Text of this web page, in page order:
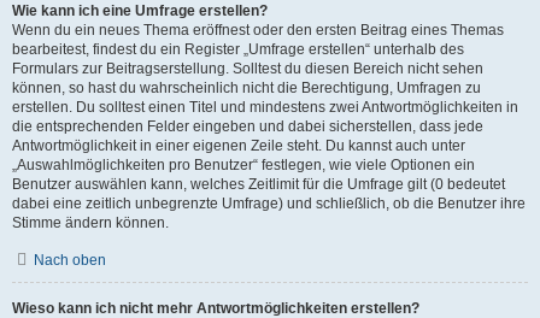
Wie kann ich eine Umfrage erstellen?
Wenn du ein neues Thema eröffnest oder den ersten Beitrag eines Themas
bearbeitest, findest du ein Register „Umfrage erstellen“ unterhalb des
Formulars zur Beitragserstellung. Solltest du diesen Bereich nicht sehen
können, so hast du wahrscheinlich nicht die Berechtigung, Umfragen zu
erstellen. Du solltest einen Titel und mindestens zwei Antwortmöglichkeiten in
die entsprechenden Felder eingeben und dabei sicherstellen, dass jede
Antwortmöglichkeit in einer eigenen Zeile steht. Du kannst auch unter
„Auswahlmöglichkeiten pro Benutzer“ festlegen, wie viele Optionen ein
Benutzer auswählen kann, welches Zeitlimit für die Umfrage gilt (0 bedeutet
dabei eine zeitlich unbegrenzte Umfrage) und schließlich, ob die Benutzer ihre
Stimme ändern können.
Nach oben
Wieso kann ich nicht mehr Antwortmöglichkeiten erstellen?